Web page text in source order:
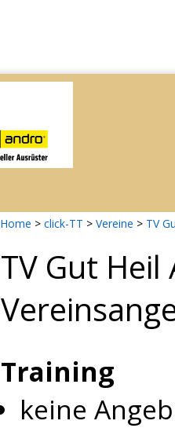
Home > click-TT > Vereine > TV
TV Gut
Training
keine